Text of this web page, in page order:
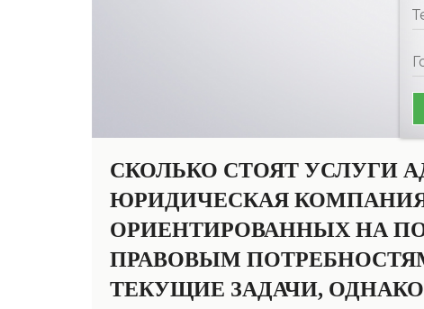
СКОЛЬКО СТОЯТ УСЛУГИ
ЮРИДИЧЕСКАЯ
ОРИЕНТИРОВАННЫХ НА
ПРАВОВЫМ
ТЕКУЩИЕ ЗАДАЧИ,